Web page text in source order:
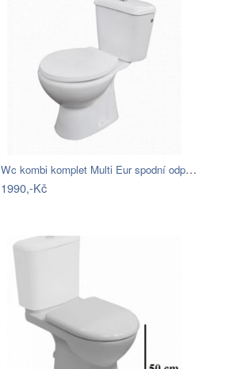
Wc kombi komplet Multi Eur spodní odpad…
1990,-Kč